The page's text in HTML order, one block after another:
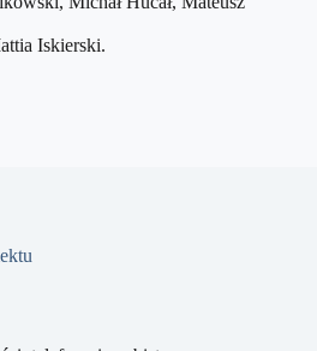
Iskierski.